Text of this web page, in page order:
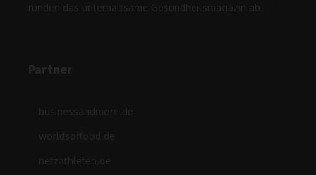
runden das unterhaltsame Gesundheitsmagazin ab.
Partner
businessandmore.de
worldsoffood.de
netzathleten.de